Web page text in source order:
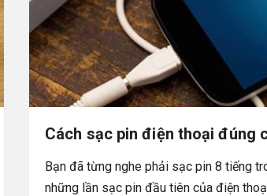
Cách sạc pin điện thoại đúng
Bạn đã từng nghe phải sạc pin 8 tiếng
những lần sạc pin đầu tiên của điện